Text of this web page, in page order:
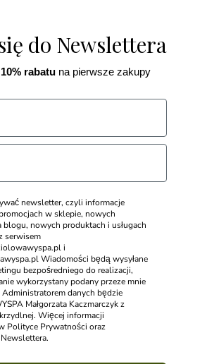
do Newslettera
rabatuna pierwsze zakupy
newsletter, czyli informacje
w sklepie, nowych
blogu, nowych produktach i usługach
serwisem
i
Wiadomości będą wysyłane
bezpośredniego do realizacji,
wykorzystany podany przeze mnie
Administratorem danych będzie
Małgorzata Kaczmarczyk z
Więcej informacji
Polityce Prywatności oraz